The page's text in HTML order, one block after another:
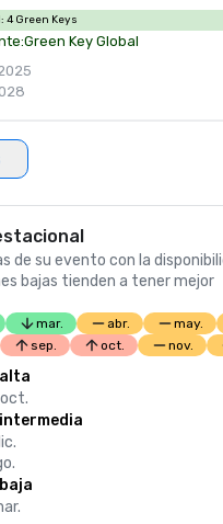
4 Green Keys
Green Key Global
de su evento con la
bajas tienden a tener mejor
mar. abr. may.
sep. oct. nov.